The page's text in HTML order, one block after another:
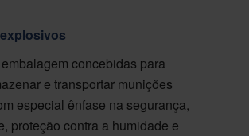
concebidas para
e transportar munições
especial ênfase na segurança,
proteção contra a humidade e